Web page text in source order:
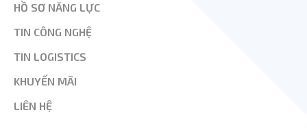
HỒ SƠ NĂNG LỰC
TIN CÔNG NGHỆ
TIN LOGISTICS
KHUYẾN MÃI
LIÊN HỆ